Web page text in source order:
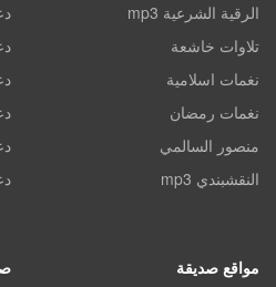
الرقية الشرعية mp3
تلاوات خاشعة
نغمات اسلامية
نغمات رمضان
منصور السالمي
النقشبندي mp3
مواقع صديقة